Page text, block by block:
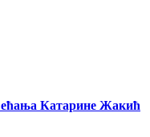
Катарине Жакић